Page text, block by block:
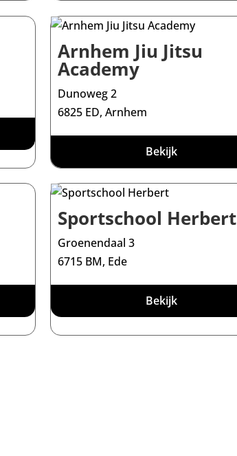
Arnhem Jiu Jitsu
Academy
Dunoweg 2
6825 ED, Arnhem
Bekijk
Sportschool Herbert
Groenendaal 3
6715 BM, Ede
Bekijk